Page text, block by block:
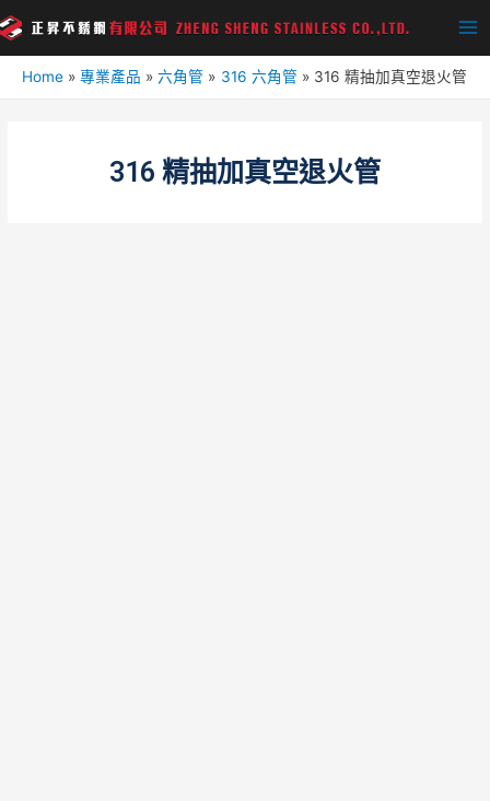
Home 專業產品 六角管 316 六角管 316 精抽加真空退火管
316 精抽加真空退火管